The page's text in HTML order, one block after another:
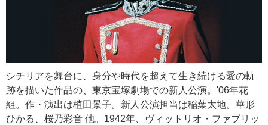
シチリアを舞台に、身分や時代を超えて生き続ける愛の軌
跡を描いた作品の、東京宝塚劇場での新人公演。'06年花
組。作・演出は植田景子。新人公演担当は稲葉太地。華形
ひかる、桜乃彩音 他。1942年、ヴィットリオ・ファブリッ